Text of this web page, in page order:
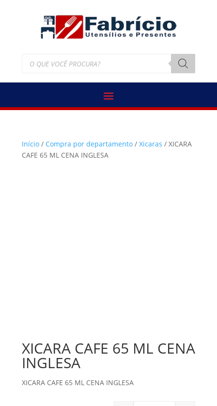
produtos
Início/ Compra por departamento/ Xicaras / XICARA
CAFE 65 ML CENA INGLESA
XICARA CAFE 65 ML CENA
INGLESA
XICARA CAFE 65 ML CENA INGLESA